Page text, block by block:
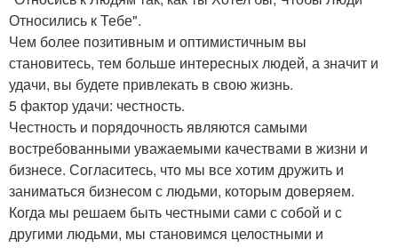
Относились к Тебе".
Чем более позитивным и оптимистичным вы
становитесь, тем больше интересных людей, а значит и
удачи, вы будете привлекать в свою жизнь.
5 фактор удачи: честность.
Честность и порядочность являются самыми
востребованными уважаемыми качествами в жизни и
бизнесе. Согласитесь, что мы все хотим дружить и
заниматься бизнесом с людьми, которым доверяем.
Когда мы решаем быть честными сами с собой и с
другими людьми, мы становимся целостными и